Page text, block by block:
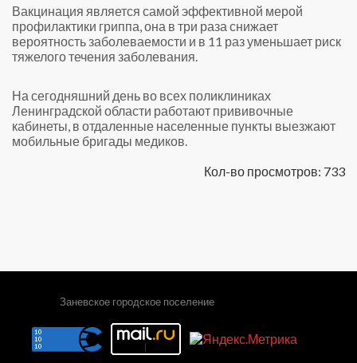
Вакцинация является самой эффективной мерой
профилактики гриппа, она в три раза снижает
вероятность заболеваемости и в 11 раз уменьшает риск
тяжелого течения заболевания.
На сегодняшний день во всех поликлиниках
Ленинградской области работают прививочные
кабинеты, в отдаленные населенные пункты выезжают
мобильные бригады медиков.
Кол-во просмотров: 733
Заневское городское поселение